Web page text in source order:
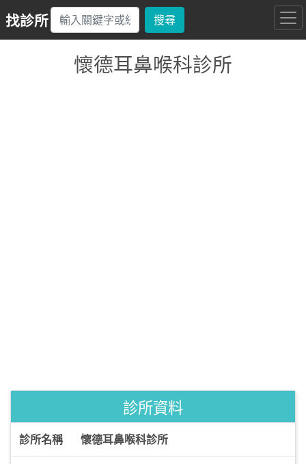
找診所 搜尋
懷德耳鼻喉科診所
診所資料
診所名稱 懷德耳鼻喉科診所